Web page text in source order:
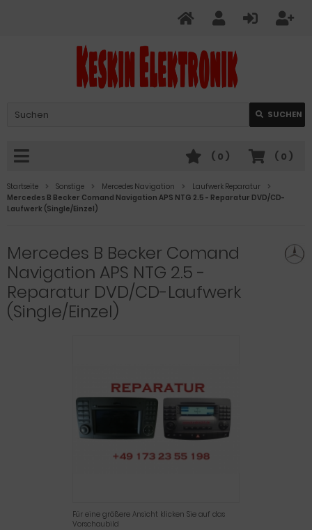
Verwende
die
nach
oben
und
unten,
verfügbare
Ergebnis
SUCHEN
( 0 )
( 0 )
Startseite Sonstige Mercedes Navigation
Laufwerk Reparatur
Mercedes B Becker Comand Navigation APS NTG 2.5 - Reparatur DVD/CD-
Laufwerk (Single/Einzel)
Mercedes B Becker Comand
Navigation APS NTG 2.5 -
Reparatur DVD/CD-Laufwerk
(Single/Einzel)
Für eine größere Ansicht klicken Sie auf das
Vorschaubild